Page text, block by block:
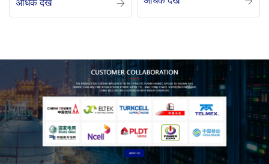
such as the use of
three-CPU control
अधिक देखें